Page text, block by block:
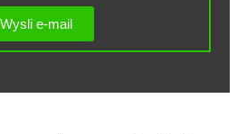
Wysli e-mail